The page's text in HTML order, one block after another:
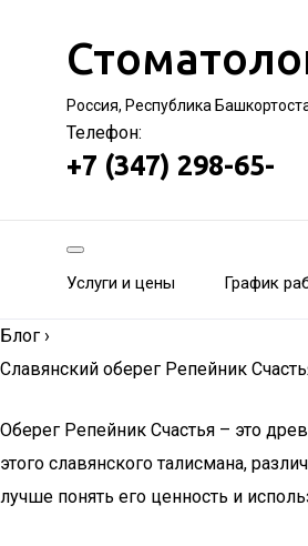
Россия, Республика
Телефон:
+7 (347) 298-65-
Услуги и цены График
Блог ›
Славянский оберег Репейник
Оберег Репейник Счастья – это
этого славянского талисмана,
лучше понять его ценность и